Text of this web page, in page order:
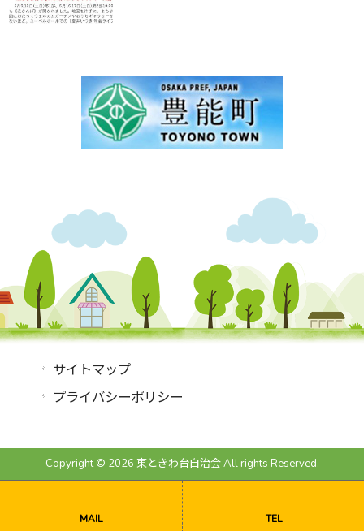
サイトマップ
プライバシーポリシー
Copyright © 2026 東ときわ台自治会 All rights Reserved.
MAIL TEL